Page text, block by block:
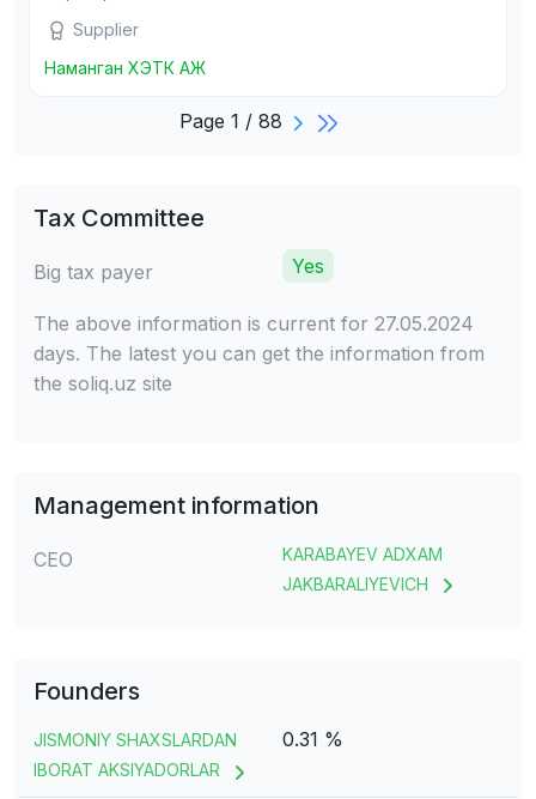
Supplier
Наманган ХЭТК АЖ
Page 1 / 88
Tax Committee
Big tax payer Yes
The above information is current for 27.05.2024
days. The latest you can get the information from
the soliq.uz site
Management information
CEO
KARABAYEV ADXAM
JAKBARALIYEVICH
Founders
JISMONIY SHAXSLARDAN
IBORAT AKSIYADORLAR
0.31 %